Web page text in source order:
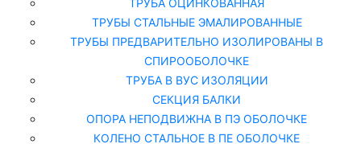
ТРУБА ОЦИНКОВАННАЯ
ТРУБЫ СТАЛЬНЫЕ ЭМАЛИРОВАННЫЕ
ТРУБЫ ПРЕДВАРИТЕЛЬНО ИЗОЛИРОВАНЫ В
СПИРООБОЛОЧКЕ
ТРУБА В ВУС ИЗОЛЯЦИИ
СЕКЦИЯ БАЛКИ
ОПОРА НЕПОДВИЖНА В ПЭ ОБОЛОЧКЕ
КОЛЕНО СТАЛЬНОЕ В ПЕ ОБОЛОЧКЕ